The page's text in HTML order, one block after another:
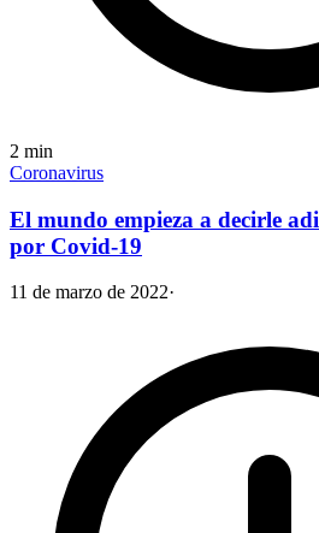
2 min
Coronavirus
El mundo empieza a decirle
por Covid-19
11 de marzo de 2022·